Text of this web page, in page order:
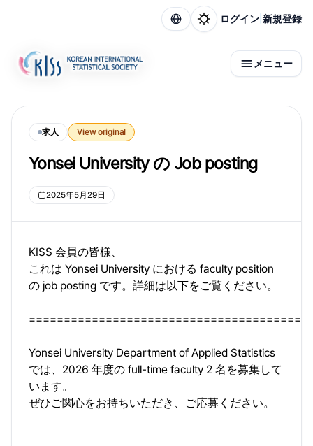
ログイン 新規登録
メニュー
求人 View original
Yonsei University の Job posting
2025年5月29日
KISS 会員の皆様、
これは Yonsei University における faculty position
の job posting です。詳細は以下をご覧ください。
Yonsei University Department of Applied Statistics
では、2026 年度の full-time faculty 2 名を募集して
います。
ぜひご関心をお持ちいただき、ご応募ください。